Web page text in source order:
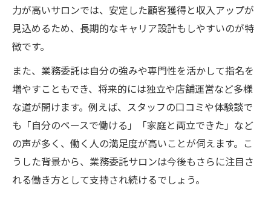
美容室業務委託で理想収入に近づく方法
力が高いサロンでは、安定した顧客獲得と収入アップが
見込めるため、長期的なキャリア設計もしやすいのが特
徴です。
また、業務委託は自分の強みや専門性を活かして指名を
増やすこともでき、将来的には独立や店舗運営など多様
な道が開けます。例えば、スタッフの口コミや体験談で
も「自分のペースで働ける」「家庭と両立できた」など
の声が多く、働く人の満足度が高いことが伺えます。こ
うした背景から、業務委託サロンは今後もさらに注目さ
れる働き方として支持され続けるでしょう。